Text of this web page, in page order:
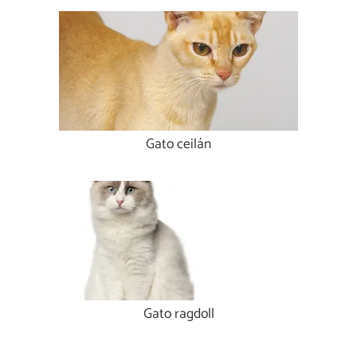
Gato ceilán
Gato ragdoll